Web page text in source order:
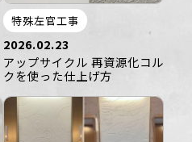
特殊左官工事
2026.02.23
アップサイクル 再資源化コル
クを使った仕上げ方